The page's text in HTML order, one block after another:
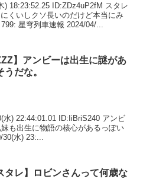
) 18:23:52.25 ID:ZDz4uP2fM スタレ
くいしクソ長いのだけど本当にみ
星穹列車速報 2024/04/...
】アンビーは出生に謎があ
うだな。
水) 22:44:01.01 ID:IiBriS240 アンビ
も出生に物語の核心があるっぽい
30(水) 23:...
タレ】ロビンさんって何歳な